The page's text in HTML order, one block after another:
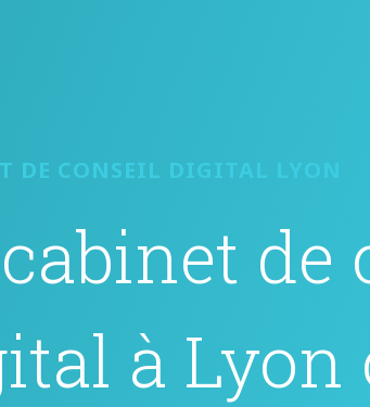
DE CONSEIL DIGITAL LYON
de
à Lyon